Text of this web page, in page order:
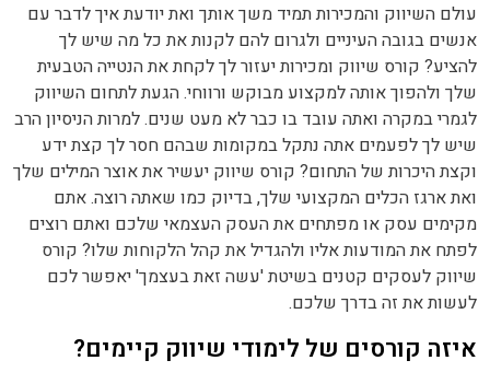
עולם השיווק והמכירות תמיד משך אותך ואת יודעת איך לדבר עם
אנשים בגובה העיניים ולגרום להם לקנות את כל מה שיש לך
להציע? קורס שיווק ומכירות יעזור לך לקחת את הנטייה הטבעית
שלך ולהפוך אותה למקצוע מבוקש ורווחי. הגעת לתחום השיווק
לגמרי במקרה ואתה עובד בו כבר לא מעט שנים. למרות הניסיון הרב
שיש לך לפעמים אתה נתקל במקומות שבהם חסר לך קצת ידע
וקצת היכרות של התחום? קורס שיווק יעשיר את אוצר המילים שלך
ואת ארגז הכלים המקצועי שלך, בדיוק כמו שאתה רוצה. אתם
מקימים עסק או מפתחים את העסק העצמאי שלכם ואתם רוצים
לפתח את המודעות אליו ולהגדיל את קהל הלקוחות שלו? קורס
שיווק לעסקים קטנים בשיטת 'עשה זאת בעצמך' יאפשר לכם
לעשות את זה בדרך שלכם.
איזה קורסים של לימודי שיווק קיימים?